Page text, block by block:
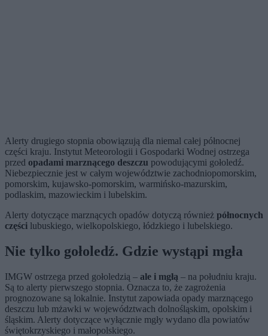
Alerty drugiego stopnia obowiązują dla niemal całej północnej
części kraju. Instytut Meteorologii i Gospodarki Wodnej ostrzega
przed opadami marznącego deszczu powodującymi gołoledź.
Niebezpiecznie jest w całym województwie zachodniopomorskim,
pomorskim, kujawsko-pomorskim, warmińsko-mazurskim,
podlaskim, mazowieckim i lubelskim.
Alerty dotyczące marznących opadów dotyczą również północnych
części lubuskiego, wielkopolskiego, łódzkiego i lubelskiego.
Nie tylko gołoledź. Gdzie wystąpi mgła
IMGW ostrzega przed gołoledzią – ale i mgłą – na południu kraju.
Są to alerty pierwszego stopnia. Oznacza to, że zagrożenia
prognozowane są lokalnie. Instytut zapowiada opady marznącego
deszczu lub mżawki w województwach dolnośląskim, opolskim i
śląskim. Alerty dotyczące wyłącznie mgły wydano dla powiatów
świętokrzyskiego i małopolskiego.